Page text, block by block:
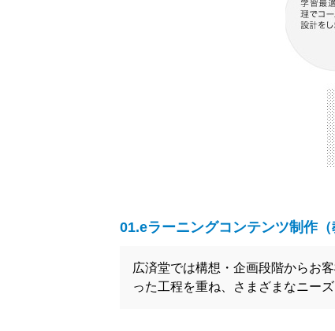
01.eラーニングコンテンツ制作（
広済堂では構想・企画段階からお
った工程を重ね、さまざまなニー